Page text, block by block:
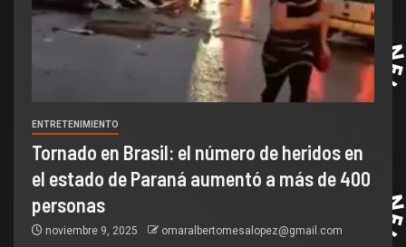
ENTRETENIMIENTO
Tornado en Brasil: el número de heridos en
el estado de Paraná aumentó a más de 400
personas
noviembre 9, 2025 omaralbertomesalopez@gmail.com